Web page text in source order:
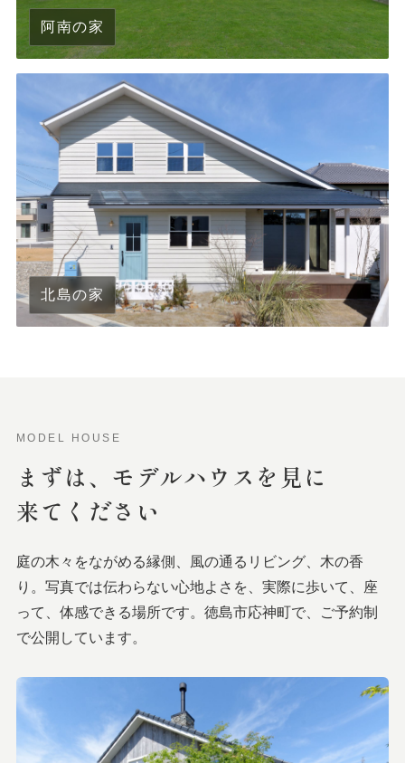
阿南の家
北島の家
MODEL HOUSE
まずは、 モデルハウスを 見に
来てください
庭の木々をながめる縁側、風の通るリビング、木の香
り。写真では伝わらない心地よさを、実際に歩いて、座
って、体感できる場所です。徳島市応神町で、ご予約制
で公開しています。